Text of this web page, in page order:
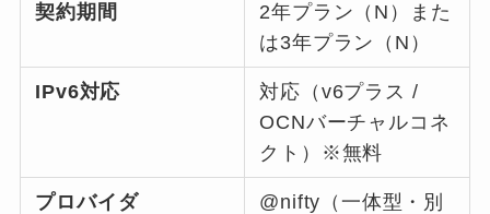
契約期間
2年プラン（N）また
は3年プラン（N）
IPv6対応
対応（v6プラス /
OCNバーチャルコネ
クト）※無料
プロバイダ
@nifty（一体型・別